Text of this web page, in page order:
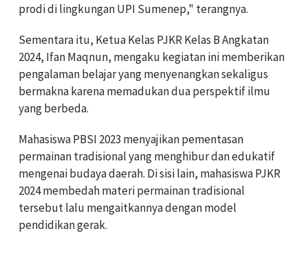
prodi di lingkungan UPI Sumenep," terangnya.
Sementara itu, Ketua Kelas PJKR Kelas B Angkatan
2024, Ifan Maqnun, mengaku kegiatan ini memberikan
pengalaman belajar yang menyenangkan sekaligus
bermakna karena memadukan dua perspektif ilmu
yang berbeda.
Mahasiswa PBSI 2023 menyajikan pementasan
permainan tradisional yang menghibur dan edukatif
mengenai budaya daerah. Di sisi lain, mahasiswa PJKR
2024 membedah materi permainan tradisional
tersebut lalu mengaitkannya dengan model
pendidikan gerak.